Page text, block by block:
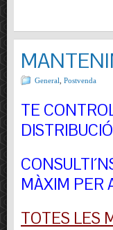
General Postvenda
TE
MÀXIM PER
TOTES LES